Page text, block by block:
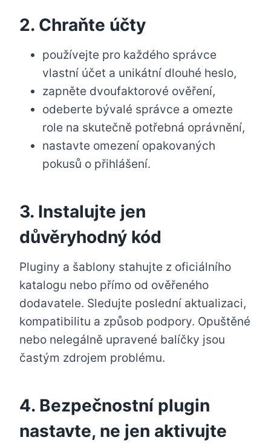
2. Chraňte účty
používejte pro každého správce
vlastní účet a unikátní dlouhé heslo,
zapněte dvoufaktorové ověření,
odeberte bývalé správce a omezte
role na skutečně potřebná oprávnění,
nastavte omezení opakovaných
pokusů o přihlášení.
3. Instalujte jen
důvěryhodný kód
Pluginy a šablony stahujte z oficiálního
katalogu nebo přímo od ověřeného
dodavatele. Sledujte poslední aktualizaci,
kompatibilitu a způsob podpory. Opuštěné
nebo nelegálně upravené balíčky jsou
častým zdrojem problému.
4. Bezpečnostní plugin
nastavte, ne jen aktivujte